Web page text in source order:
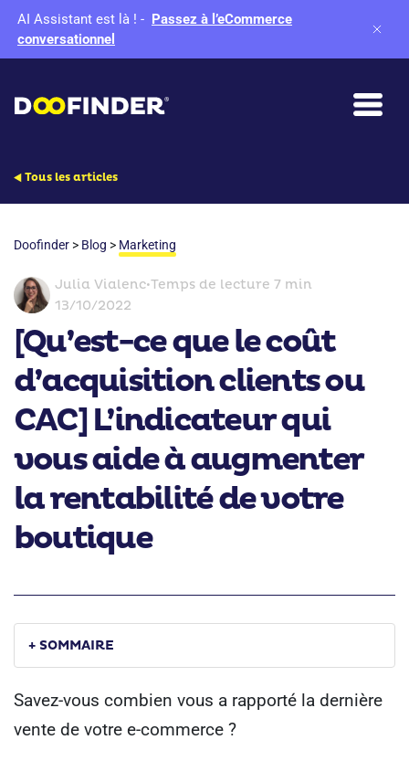
AI Assistant est là ! - Passez à l’eCommerce
conversationnel
Tous les articles
Doofinder > Blog > Marketing
Julia Vialenc•Temps de lecture 7 min
13/10/2022
[Qu’est-ce que le coût
d’acquisition clients ou
CAC] L’indicateur qui
vous aide à augmenter
la rentabilité de votre
boutique
+ SOMMAIRE
Savez-vous combien vous a rapporté la dernière
vente de votre e-commerce ?